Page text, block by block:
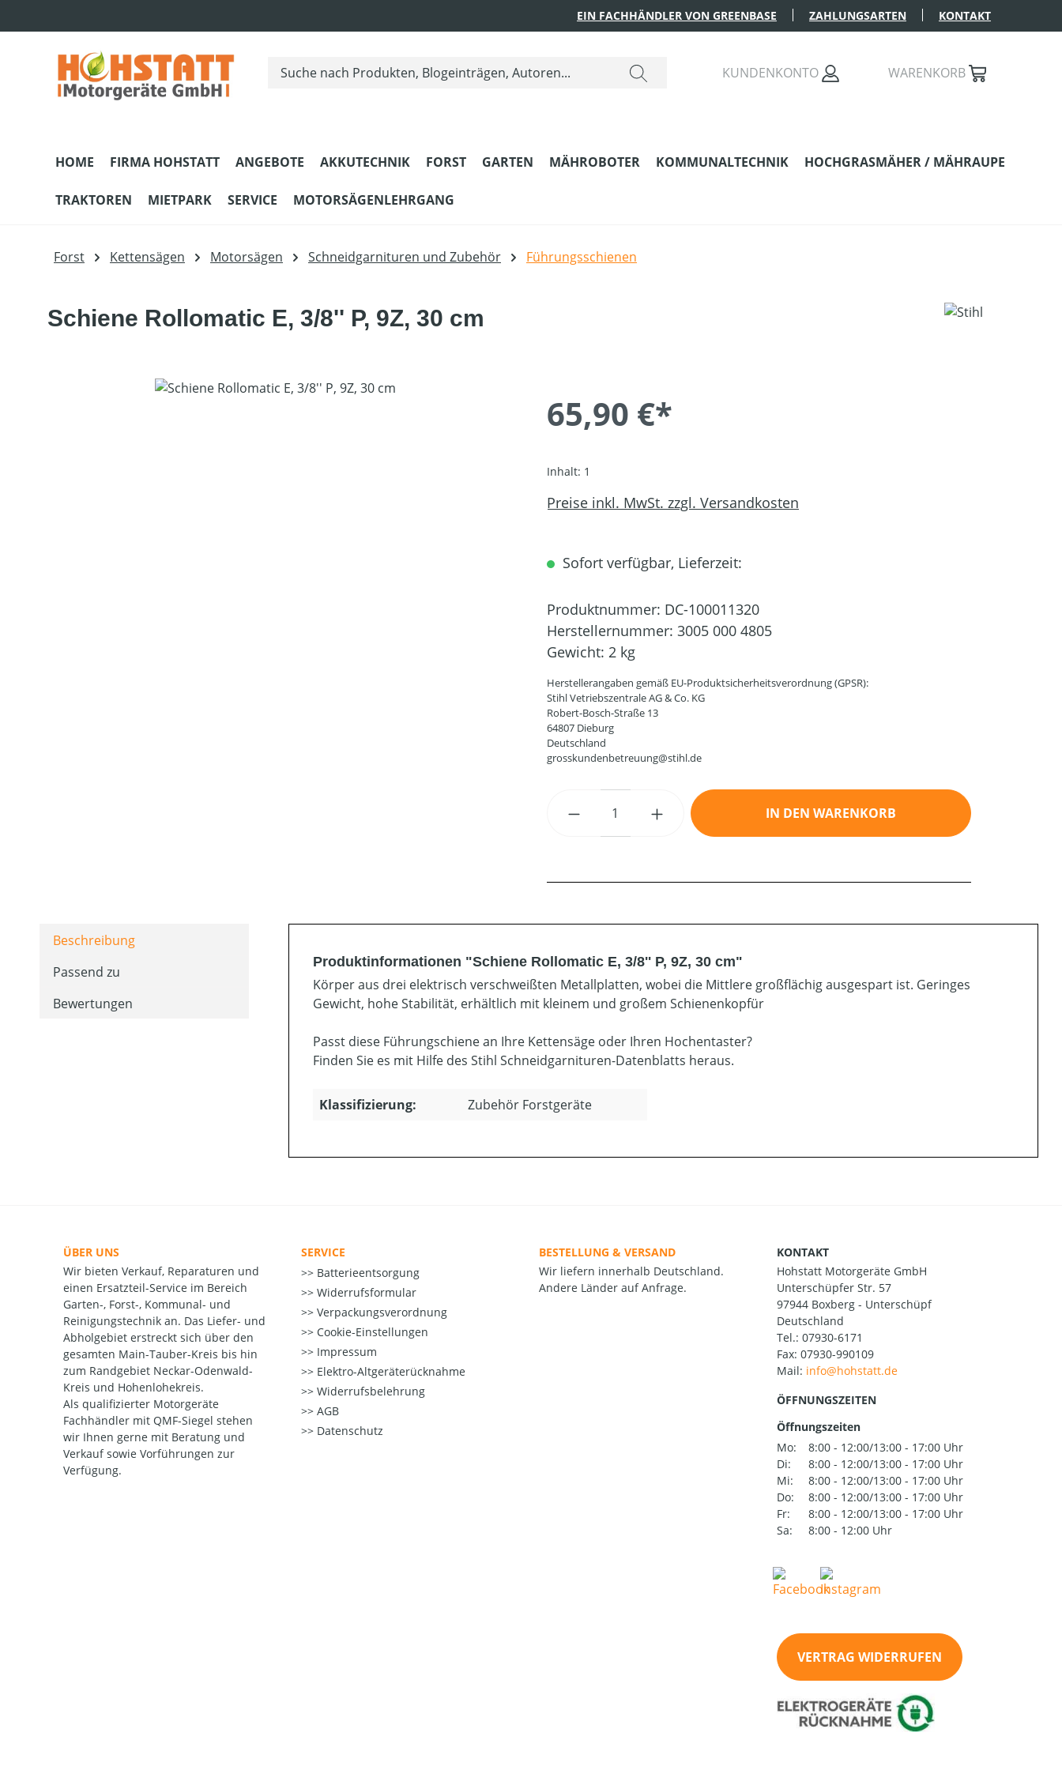
EIN FACHHÄNDLER VON GREENBASE ZAHLUNGSARTEN KONTAKT
KUNDENKONTO WARENKORB
HOME FIRMA HOHSTATT ANGEBOTE AKKUTECHNIK FORST GARTEN MÄHROBOTER KOMMUNALTECHNIK HOCHGRASMÄHER / MÄHRAUPE
TRAKTOREN MIETPARK SERVICE MOTORSÄGENLEHRGANG
Forst Kettensägen Motorsägen Schneidgarnituren und Zubehör Führungsschienen
Schiene Rollomatic E, 3/8'' P, 9Z, 30 cm
Bildergalerie überspringen
65,90 €*
Inhalt: 1
Preise inkl. MwSt. zzgl. Versandkosten
Sofort verfügbar, Lieferzeit:
Produktnummer: DC-100011320
Herstellernummer: 3005 000 4805
Gewicht: 2 kg
Herstellerangaben gemäß EU-Produktsicherheitsverordnung (GPSR):
Stihl Vetriebszentrale AG & Co. KG
Robert-Bosch-Straße 13
64807 Dieburg
Deutschland
grosskundenbetreuung@stihl.de
Produkt Anzahl: Gib den gewünschten Wert ein oder
IN DEN WARENKORB
Beschreibung
Passend zu
Bewertungen
Produktinformationen "Schiene Rollomatic E, 3/8'' P, 9Z, 30 cm"
Körper aus drei elektrisch verschweißten Metallplatten, wobei die Mittlere großflächig ausgespart ist. Geringes
Gewicht, hohe Stabilität, erhältlich mit kleinem und großem Schienenkopfür
Passt diese Führungschiene an Ihre Kettensäge oder Ihren Hochentaster?
Finden Sie es mit Hilfe des Stihl Schneidgarnituren-Datenblatts heraus.
Klassifizierung: Zubehör Forstgeräte
ÜBER UNS
Wir bieten Verkauf, Reparaturen und
einen Ersatzteil-Service im Bereich
Garten-, Forst-, Kommunal- und
Reinigungstechnik an. Das Liefer- und
Abholgebiet erstreckt sich über den
gesamten Main-Tauber-Kreis bis hin
zum Randgebiet Neckar-Odenwald-
Kreis und Hohenlohekreis.
Als qualifizierter Motorgeräte
Fachhändler mit QMF-Siegel stehen
wir Ihnen gerne mit Beratung und
Verkauf sowie Vorführungen zur
Verfügung.
SERVICE
Batterieentsorgung
Widerrufsformular
Verpackungsverordnung
Cookie-Einstellungen
Impressum
Elektro-Altgeräterücknahme
Widerrufsbelehrung
AGB
Datenschutz
BESTELLUNG & VERSAND
Wir liefern innerhalb Deutschland.
Andere Länder auf Anfrage.
KONTAKT
Hohstatt Motorgeräte GmbH
Unterschüpfer Str. 57
97944 Boxberg - Unterschüpf
Deutschland
Tel.: 07930-6171
Fax: 07930-990109
Mail:
ÖFFNUNGSZEITEN
Öffnungszeiten
Mo:
8:00 - 12:00/13:00 - 17:00 Uhr
Di:
8:00 - 12:00/13:00 - 17:00 Uhr
Mi:
8:00 - 12:00/13:00 - 17:00 Uhr
Do:
8:00 - 12:00/13:00 - 17:00 Uhr
Fr:
8:00 - 12:00/13:00 - 17:00 Uhr
Sa:
8:00 - 12:00 Uhr
VERTRAG WIDERRUFEN